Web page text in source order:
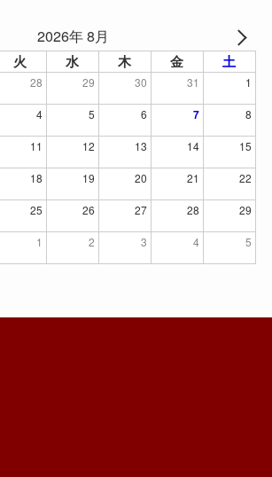
2026年 8月
火 水 木 金 土
28 29 30 31 1
4 5 6 7 8
11 12 13 14 15
18 19 20 21 22
25 26 27 28 29
1 2 3 4 5